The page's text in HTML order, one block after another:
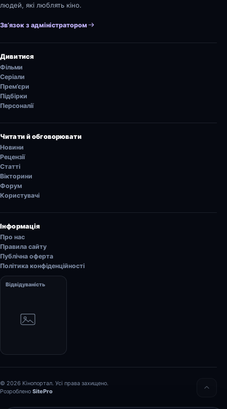
людей, які люблять кіно.
Зв’язок з адміністратором
Дивитися
Фільми
Серіали
Прем’єри
Підбірки
Персоналії
Читати й обговорювати
Новини
Рецензії
Статті
Вікторини
Форум
Користувачі
Інформація
Про нас
Правила сайту
Публічна оферта
Політика конфіденційності
Відвідуваність
© 2026 Кінопортал. Усі права захищено.
Розроблено SitePro